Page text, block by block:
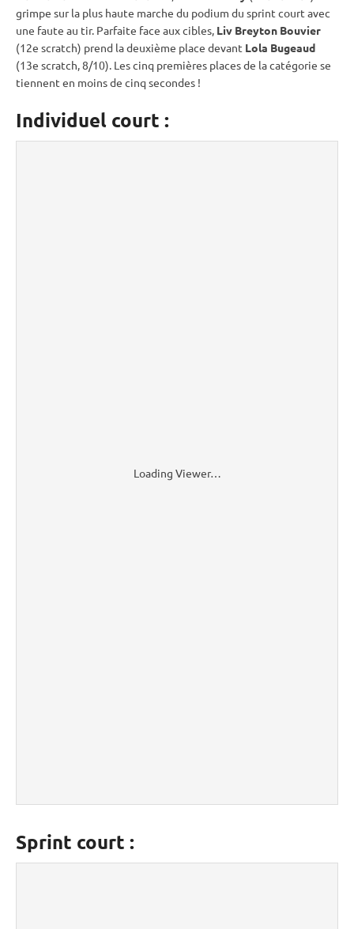
grimpe sur la plus haute marche du podium du sprint court avec
une faute au tir. Parfaite face aux cibles, Liv Breyton Bouvier
(12e scratch) prend la deuxième place devant Lola Bugeaud
(13e scratch, 8/10). Les cinq premières places de la catégorie se
tiennent en moins de cinq secondes !
Individuel court :
Loading Viewer…
Sprint court :